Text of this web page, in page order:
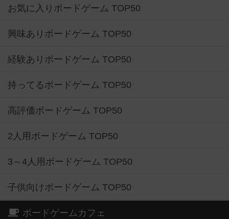
お気に入りボードゲーム TOP50
興味ありボードゲーム TOP50
経験ありボードゲーム TOP50
持ってるボードゲーム TOP50
高評価ボードゲーム TOP50
2人用ボードゲーム TOP50
3～4人用ボードゲーム TOP50
子供向けボードゲーム TOP50
ボードゲームカフェ